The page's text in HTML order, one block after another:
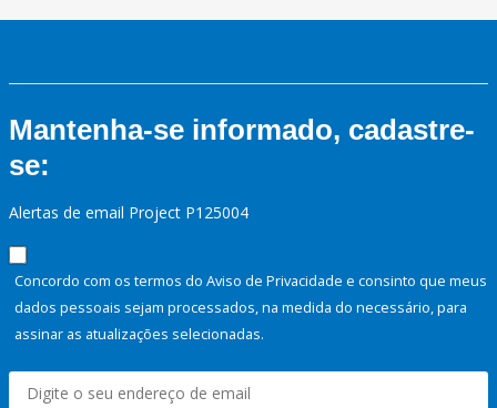
Mantenha-se informado, cadastre-
se:
Alertas de email Project P125004
Concordo com os termos do Aviso de Privacidade e consinto que meus
dados pessoais sejam processados, na medida do necessário, para
assinar as atualizações selecionadas.